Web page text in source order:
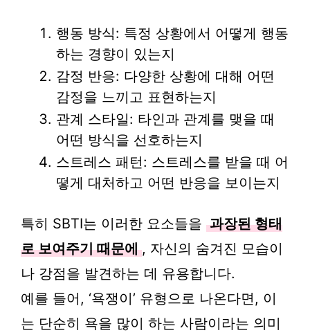
행동 방식: 특정 상황에서 어떻게 행동
하는 경향이 있는지
감정 반응: 다양한 상황에 대해 어떤
감정을 느끼고 표현하는지
관계 스타일: 타인과 관계를 맺을 때
어떤 방식을 선호하는지
스트레스 패턴: 스트레스를 받을 때 어
떻게 대처하고 어떤 반응을 보이는지
특히 SBTI는 이러한 요소들을 과장된 형태
로 보여주기 때문에 , 자신의 숨겨진 모습이
나 강점을 발견하는 데 유용합니다.
예를 들어, ‘욕쟁이’ 유형으로 나온다면, 이
는 단순히 욕을 많이 하는 사람이라는 의미